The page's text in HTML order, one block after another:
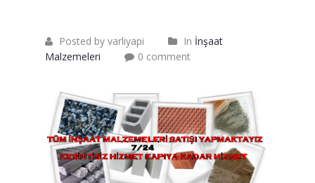
Örtü Naylon
Alçıpan Vidası Satışı
Kazma Satışı – Toptan,
Perakende Satış Firması
Bıçak Mastar Satışı
Posted by varliyapi In İnşaat
Malzemeleri
0 comment